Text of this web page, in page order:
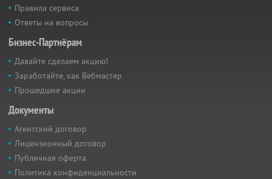
Правила сервиса
Ответы на вопросы
Бизнес-Партнёрам
Давайте сделаем акцию!
Заработайте, как Вебмастер
Прошедшие акции
Документы
Агентский договор
Лицензионный договор
Публичная оферта
Политика конфиденциальности